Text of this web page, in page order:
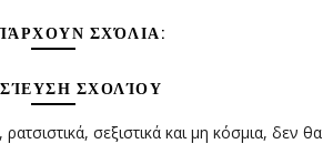
ΣΧΌΛΙΑ:
ΣΧΟΛΊΟΥ
σεξιστικά και μη κόσμια, δεν θα